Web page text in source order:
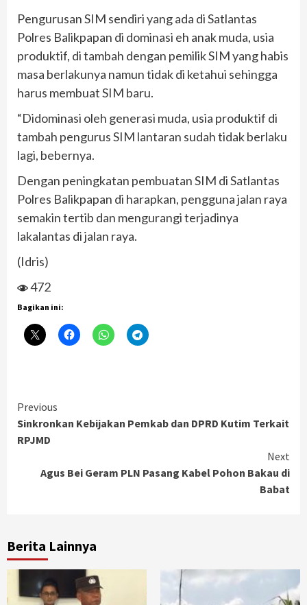
Pengurusan SIM sendiri yang ada di Satlantas
Polres Balikpapan di dominasi eh anak muda, usia
produktif, di tambah dengan pemilik SIM yang habis
masa berlakunya namun tidak di ketahui sehingga
harus membuat SIM baru.
“Didominasi oleh generasi muda, usia produktif di
tambah pengurus SIM lantaran sudah tidak berlaku
lagi, bebernya.
Dengan peningkatan pembuatan SIM di Satlantas
Polres Balikpapan di harapkan, pengguna jalan raya
semakin tertib dan mengurangi terjadinya
lakalantas di jalan raya.
(Idris)
472
Bagikan ini:
Continue
Reading
Previous
Sinkronkan Kebijakan Pemkab dan DPRD Kutim Terkait
RPJMD
Next
Agus Bei Geram PLN Pasang Kabel Pohon Bakau di
Babat
Berita Lainnya